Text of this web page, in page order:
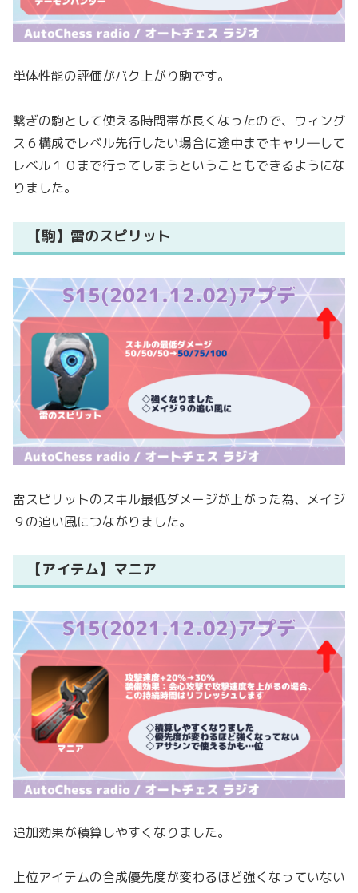
単体性能の評価がバク上がり駒です。
繋ぎの駒として使える時間帯が長くなったので、ウィング
ス６構成でレベル先行したい場合に途中までキャリ―して
レベル１０まで行ってしまうということもできるようにな
りました。
【駒】雷のスピリット
雷スピリットのスキル最低ダメージが上がった為、メイジ
９の追い風につながりました。
【アイテム】マニア
追加効果が積算しやすくなりました。
上位アイテムの合成優先度が変わるほど強くなっていない